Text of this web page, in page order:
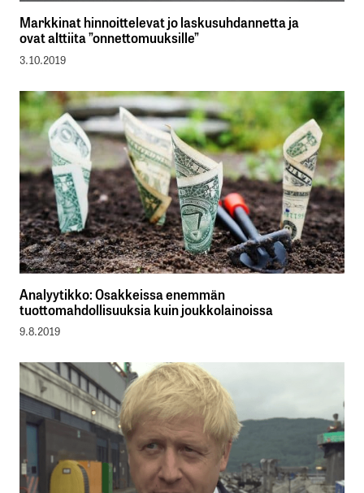
Markkinat hinnoittelevat jo laskusuhdannetta ja
ovat alttiita ”onnettomuuksille”
3.10.2019
Analyytikko: Osakkeissa enemmän
tuottomahdollisuuksia kuin joukkolainoissa
9.8.2019